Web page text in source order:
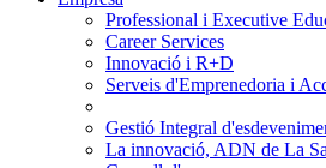
Professional i Executive
Career Services
Innovació i R+D
Serveis d'Emprenedoria i
Gestió Integral
La innovació, ADN de La